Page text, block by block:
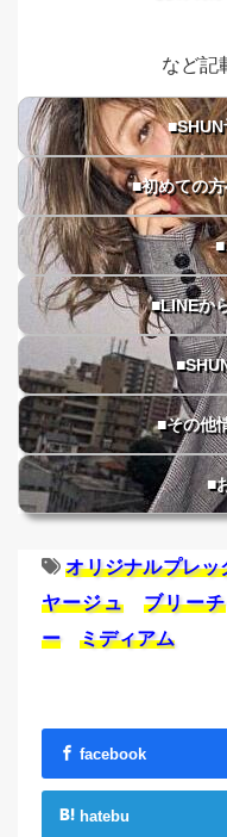
など記
■初めての
■LINEか
■その他
■
オリジナルプレッ
ヤージュ
ブリーチ
ー
ミディアム
facebook
hatebu